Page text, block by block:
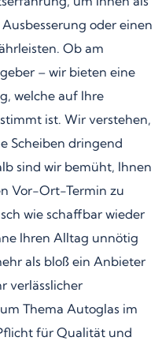
oder einen
Ob am
– wir bieten eine
welche auf Ihre
ist. Wir verstehen,
Scheiben dringend
sind wir bemüht, Ihnen
Vor-Ort-Termin zu
wie schaffbar wieder
Ihren Alltag unnötig
als bloß ein Anbieter
verlässlicher
Thema Autoglas im
für Qualität und